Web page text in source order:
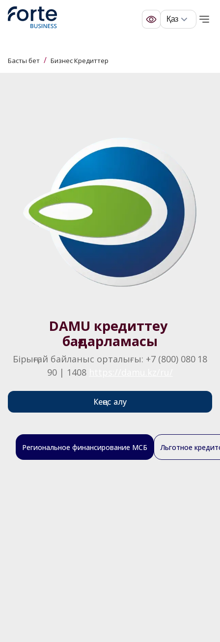
Қаз
Басты бет / Бизнес Кредиттер
DAMU кредиттеу
бағдарламасы
90 | 1408
Кеңес алу
Региональное финансирование МСБ Льготное